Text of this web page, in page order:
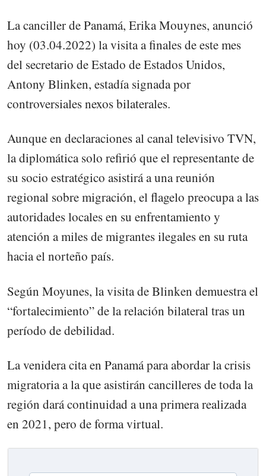
La canciller de Panamá, Erika Mouynes, anunció
hoy (03.04.2022) la visita a finales de este mes
del secretario de Estado de Estados Unidos,
Antony Blinken, estadía signada por
controversiales nexos bilaterales.
Aunque en declaraciones al canal televisivo TVN,
la diplomática solo refirió que el representante de
su socio estratégico asistirá a una reunión
regional sobre migración, el flagelo preocupa a las
autoridades locales en su enfrentamiento y
atención a miles de migrantes ilegales en su ruta
hacia el norteño país.
Según Moyunes, la visita de Blinken demuestra el
“fortalecimiento” de la relación bilateral tras un
período de debilidad.
La venidera cita en Panamá para abordar la crisis
migratoria a la que asistirán cancilleres de toda la
región dará continuidad a una primera realizada
en 2021, pero de forma virtual.